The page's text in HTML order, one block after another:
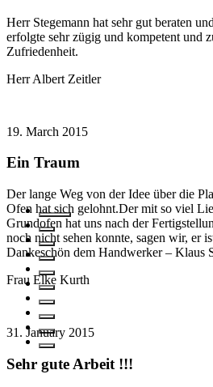
Herr Stegemann hat sehr gut beraten
erfolgte sehr zügig und kompetent und
Zufriedenheit.
Herr Albert Zeitler
19. March 2015
Ein Traum
Der lange Weg von der Idee über die
Ofen hat sich gelohnt.Der mit so viel
Grundofen hat uns nach der
noch nicht sehen konnte, sagen wir, er
Dankeschön dem Handwerker – Klaus
Frau Elke Kurth
31. January 2015
Sehr gute Arbeit !!!